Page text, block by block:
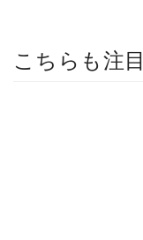
こちらも注目